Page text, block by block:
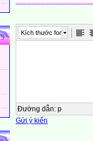
Kích thước font
Đường dẫn: p
Gửi ý kiến